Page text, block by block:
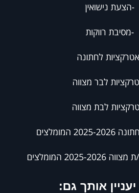
-הצעת נישואין
-מסיבת רווקות
אטרקציות לחתונה
לבר מצווה
לבת מצווה
המומלצים
​​​​​​המומלצים
יעניין אותך גם:​​​​​​​